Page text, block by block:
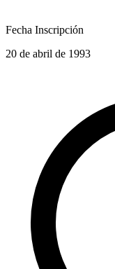
Fecha Inscripción
20 de abril de 1993